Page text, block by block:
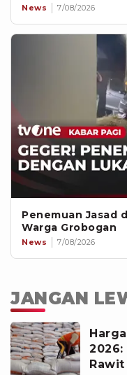
News 7/08/2026
Penemuan Jasad
Warga Grobogan
News 7/08/2026
JANGAN
2026: